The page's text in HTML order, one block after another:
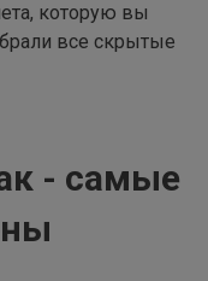
которую вы
все скрытые
- самые